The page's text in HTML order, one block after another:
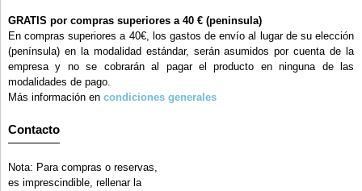
GRATIS por compras superiores a 40 € (peninsula)
En compras superiores a 40€, los gastos de envío al lugar de su elección
(península) en la modalidad estándar, serán asumidos por cuenta de la
empresa y no se cobrarán al pagar el producto en ninguna de las
modalidades de pago.
Más información en condiciones generales
Contacto
Nota: Para compras o reservas,
es imprescindible, rellenar la